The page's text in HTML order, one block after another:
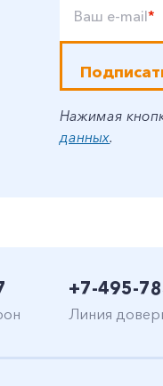
Ваш e-mail*
Нажимая
данных.
+7-495-
Линия